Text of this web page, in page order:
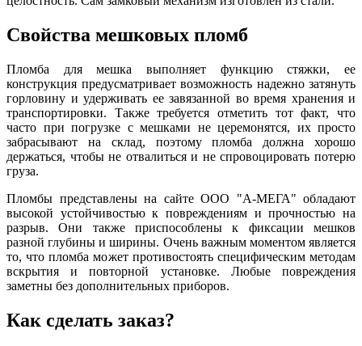
Свойства мешковых пломб
Пломба для мешка выполняет функцию стяжки, ее
конструкция предусматривает возможность надежно затянуть
горловину и удерживать ее завязанной во время хранения и
транспортировки. Также требуется отметить тот факт, что
часто при погрузке с мешками не церемонятся, их просто
забрасывают на склад, поэтому пломба должна хорошо
держаться, чтобы не отвалиться и не спровоцировать потерю
груза.
Пломбы представлены на сайте ООО "А-МЕГА" обладают
высокой устойчивостью к повреждениям и прочностью на
разрыв. Они также приспособлены к фиксации мешков
разной глубины и ширины. Очень важным моментом является
то, что пломба может противостоять специфическим методам
вскрытия и повторной установке. Любые повреждения
заметны без дополнительных приборов.
Как сделать заказ?